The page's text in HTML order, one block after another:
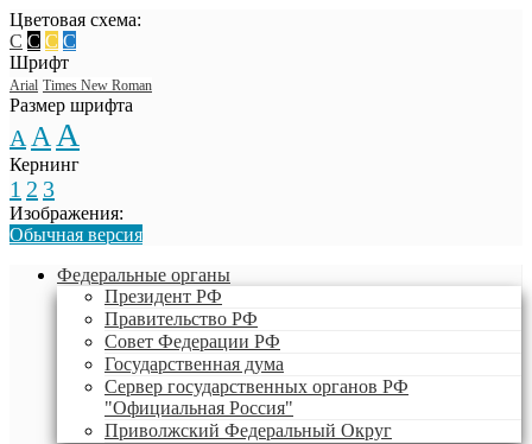
Цветовая схема:
C C C C
Шрифт
Arial Times New Roman
Размер шрифта
A A A
Кернинг
1 2 3
Изображения:
Обычная версия
Федеральные органы
Президент РФ
Правительство РФ
Совет Федерации РФ
Государственная дума
Сервер государственных органов РФ
"Официальная Россия"
Приволжский Федеральный Округ